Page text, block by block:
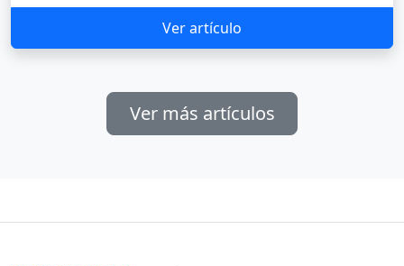
Ver artículo
Ver más artículos